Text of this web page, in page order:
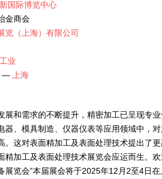
新国际博览中心
金商会
览（上海）有限公司
业
— 上海
展和需求的不断提升，精密加工已呈现专
器、模具制造、仪器仪表等应用领域中，
。这对表面精加工及表面处理技术提出了
精加工及表面处理技术展览会应运而生。
展览会”本届展会将于2025年12月2至4日